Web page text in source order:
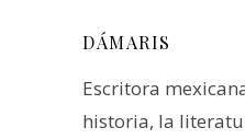
DÁMARIS
Escritora
historia, la